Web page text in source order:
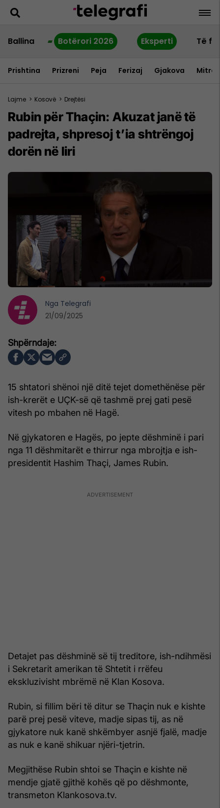
Ballina Botërori 2026 Eksperti Të
Prishtina Prizreni Peja Ferizaj Gjakova
Lajme > Kosovë > Drejtësi
Rubin për Thaçin: Akuzat janë të
padrejta, shpresoj t’ia shtrëngoj
dorën në liri
15 shtatori shënoi një ditë tejet domethënëse për
ish-krerët e UÇK-së që tashmë prej gati pesë
vitesh po mbahen në Hagë.
Në gjykatoren e Hagës, po jepte dëshminë i pari
nga 11 dëshmitarët e thirrur nga mbrojtja e ish-
presidentit Hashim Thaçi, James Rubin.
Detajet pas dëshminë së tij treditore, ish-ndihmësi
i Sekretarit amerikan të Shtetit i rrëfeu
ekskluzivisht mbrëmë në Klan Kosova.
Rubin, si fillim bëri të ditur se Thaçin nuk e kishte
parë prej pesë viteve, madje sipas tij, as në
gjykatore nuk kanë shkëmbyer asnjë fjalë, madje
as nuk e kanë shikuar njëri-tjetrin.
Megjithëse Rubin shtoi se Thaçin e kishte në
mendje gjatë gjithë kohës që po dëshmonte,
transmeton Klankosova.tv.
Nga Telegrafi
21/09/2025